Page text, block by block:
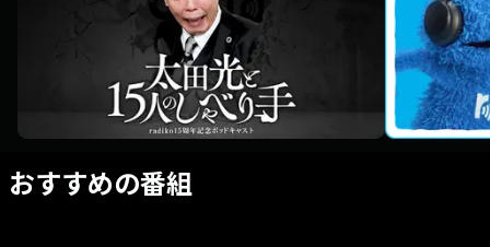
おすすめの番組